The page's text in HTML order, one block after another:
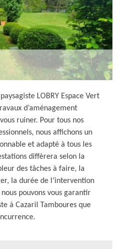
LOBRY Espace Vert
d’aménagement
ruiner. Pour tous nos
nous affichons un
et adapté à tous les
diffèrera selon la
des tâches à faire, la
la durée de l’intervention
pouvons vous garantir
à Cazaril Tamboures que